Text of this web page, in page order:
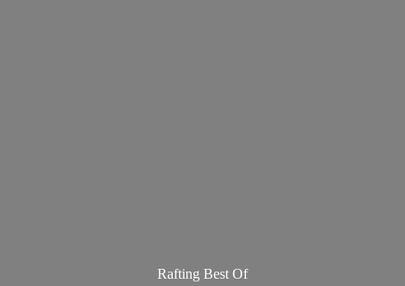
Rafting Best Of